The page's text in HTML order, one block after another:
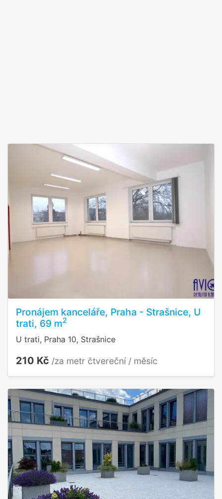
Pronájem kanceláře, Praha - Strašnice, U
trati, 69 m2
U trati, Praha 10, Strašnice
210 Kč /za metr čtvereční / měsíc